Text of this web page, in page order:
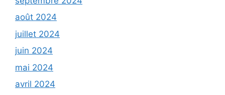
août 2024
juillet 2024
juin 2024
mai 2024
avril 2024